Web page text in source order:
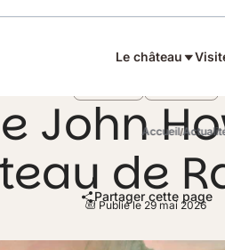
Le château
John
de
Publié le 29 mai 2026
Partager cette page
Accueil